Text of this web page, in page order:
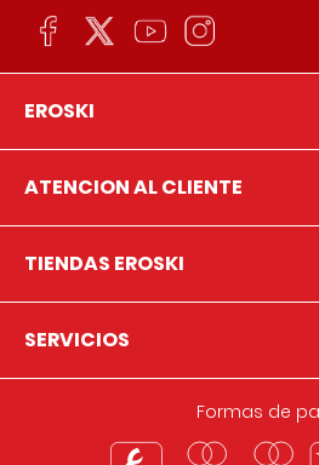
EROSKI
ATENCION AL CLIENTE
TIENDAS EROSKI
SERVICIOS
Formas de